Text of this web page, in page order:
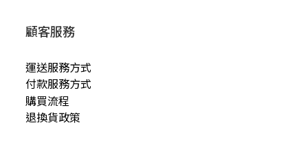
顧客服務
運送服務方式
付款服務方式
購買流程
退換貨政策